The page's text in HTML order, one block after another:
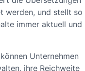
werden, und stellt so
immer aktuell und
Unternehmen
ihre Reichweite